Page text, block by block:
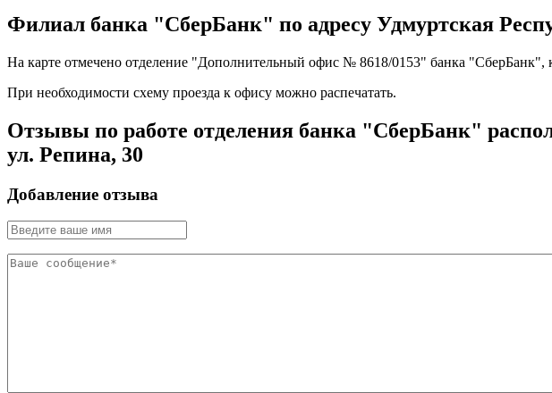
Филиал банка "СберБанк" по адресу Удмуртская
На карте отмечено отделение "Дополнительный офис № 8618/0153" банка "СберБанк",
При необходимости схему проезда к офису можно распечатать.
Отзывы по работе отделения банка "СберБанк"
ул. Репина, 30
Добавление отзыва